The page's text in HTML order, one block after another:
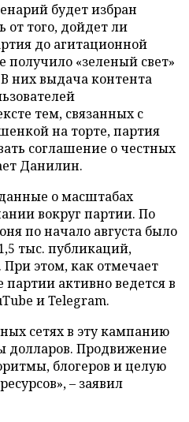
будет избран
от того, дойдет ли
до агитационной
получило «зеленый свет»
них выдача контента
тем, связанных с
на торте, партия
соглашение о честных
Данилин.
о масштабах
вокруг партии. По
по начало августа было
тыс. публикаций,
этом, как отмечает
активно ведется в
и Telegram.
сетях в эту кампанию
Продвижение
блогеров и целую
– заявил